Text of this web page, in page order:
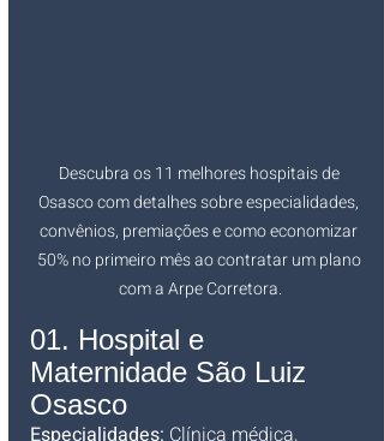
Descubra os 11 melhores hospitais de
Osasco com detalhes sobre especialidades,
convênios, premiações e como economizar
50% no primeiro mês ao contratar um plano
com a Arpe Corretora.
01. Hospital e
Maternidade São Luiz
Osasco
Especialidades: Clínica médica,